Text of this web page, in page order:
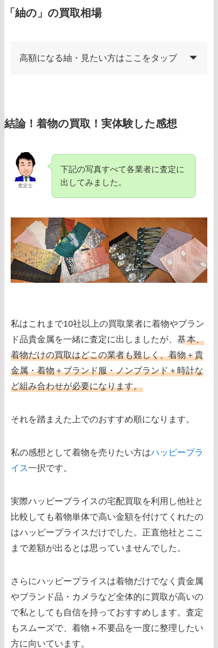
「紬の」の買取相場
高額になる紬・見たい方はここをタップ
結論！着物の買取！実体験した感想
査定士
下記の写真すべて各業者に査定に
出してみました。
私はこれまで10社以上の買取業者に着物やブラン
ド品貴金属を一緒に査定に出しましたが、基本、
着物だけの買取はどこの業者も難しく、着物＋貴
金属・着物＋ブランド服・ノンブランド＋時計な
ど組み合わせが必要になります。
それを踏まえた上でのおすすめ順になります。
私の感想として着物を売りたい方はハッピープラ
イス一択です。
実際ハッピープライスの宅配買取を利用し他社と
比較しても着物単体で高い金額を付けてくれたの
はハッピープライスだけでした。正直他社とここ
まで差額が出るとは思っていませんでした。
さらにハッピープライスは着物だけでなく貴金属
やブランド品・カメラなど全体的に買取が高いの
で私としても自信を持っておすすめします。査定
もスムーズで、着物＋不要品を一度に整理したい
方に向いています。